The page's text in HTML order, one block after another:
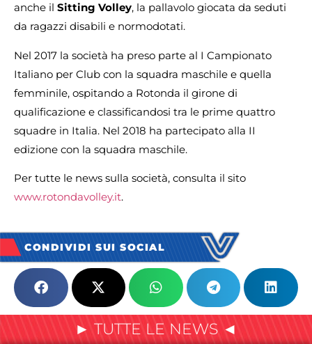
anche il Sitting Volley, la pallavolo giocata da seduti
da ragazzi disabili e normodotati.
Nel 2017 la società ha preso parte al I Campionato
Italiano per Club con la squadra maschile e quella
femminile, ospitando a Rotonda il girone di
qualificazione e classificandosi tra le prime quattro
squadre in Italia. Nel 2018 ha partecipato alla II
edizione con la squadra maschile.
Per tutte le news sulla società, consulta il sito
www.rotondavolley.it.
CONDIVIDI SUI SOCIAL
► TUTTE LE NEWS ◄